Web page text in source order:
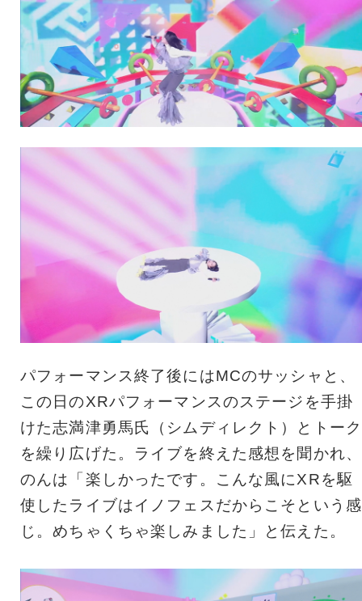
パフォーマンス終了後にはMCのサッシャと、
この日のXRパフォーマンスのステージを手掛
けた志満津勇馬氏（シムディレクト）とトーク
を繰り広げた。ライブを終えた感想を聞かれ、
のんは「楽しかったです。こんな風にXRを駆
使したライブはイノフェスだからこそという感
じ。めちゃくちゃ楽しみました」と伝えた。